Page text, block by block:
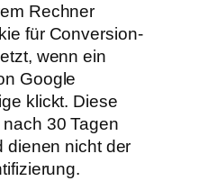
Rechner
für Conversion-
wenn ein
Google
klickt. Diese
30 Tagen
dienen nicht der